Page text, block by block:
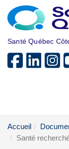
Aller au menu principal
Santé Québec
Accueil
Santé